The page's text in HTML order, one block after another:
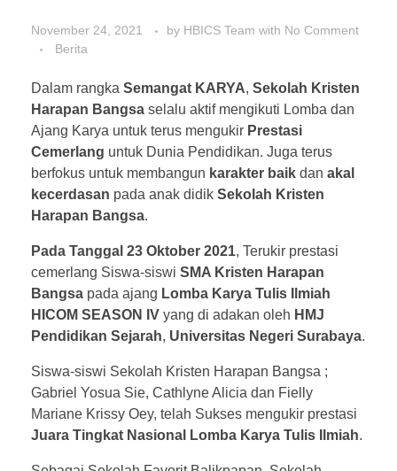
November 24, 2021 by HBICS Team with No Comment
Berita
Dalam rangka Semangat KARYA, Sekolah Kristen
Harapan Bangsa selalu aktif mengikuti Lomba dan
Ajang Karya untuk terus mengukir Prestasi
Cemerlang untuk Dunia Pendidikan. Juga terus
berfokus untuk membangun karakter baik dan akal
kecerdasan pada anak didik Sekolah Kristen
Harapan Bangsa.
Pada Tanggal 23 Oktober 2021, Terukir prestasi
cemerlang Siswa-siswi SMA Kristen Harapan
Bangsa pada ajang Lomba Karya Tulis Ilmiah
HICOM SEASON IV yang di adakan oleh HMJ
Pendidikan Sejarah, Universitas Negeri Surabaya.
Siswa-siswi Sekolah Kristen Harapan Bangsa ;
Gabriel Yosua Sie, Cathlyne Alicia dan Fielly
Mariane Krissy Oey, telah Sukses mengukir prestasi
Juara Tingkat Nasional Lomba Karya Tulis Ilmiah.